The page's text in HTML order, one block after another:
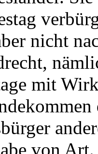
nicht
mit
von